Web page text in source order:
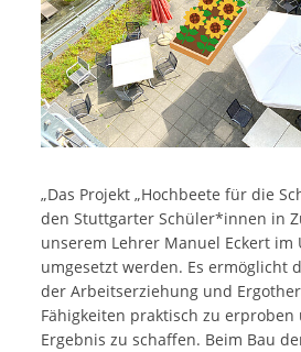
„Das Projekt „Hochbeete für die
den Stuttgarter Schüler*innen in
unserem Lehrer Manuel Eckert im
umgesetzt werden. Es ermöglicht
der Arbeitserziehung und
Fähigkeiten praktisch zu
Ergebnis zu schaffen. Beim Bau